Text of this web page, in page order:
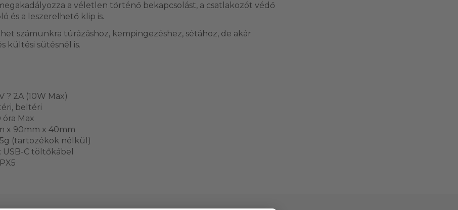
a véletlen történő bekapcsolást, a csatlakozót védő
és a leszerelhető klip is.
számunkra túrázáshoz, kempingezéshez, sétához, de akár
kültési sütésnél is.
? 2A (10W Max)
beltéri
óra Max
x 90mm x 40mm
(tartozékok nélkül)
C töltőkábel